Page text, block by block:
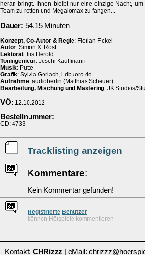
heran bringt. Ihnen bleibt nur eine einzige Nacht, um
Team zu retten und Megalomax zu fangen...
Dauer: 54.15 Minuten
Konzept, Co-Autor & Regie: Florian Fickel
Autor: Simon X. Rost
Lektorat: Iris Herold
Toningenieur: Joschi Kauffmann
Musik: Putte
Grafik: Sylvia Gerlach, i-dbuero.de
Aufnahme: audioberlin (Matthias Scheuer)
Bearbeitung, Mischung und Mastering: JK Studios/
VÖ: 12.10.2012
Bestellnummer:
CD: 4733
Tracklisting anzeigen
Kommentare:
Kein Kommentar gefunden!
Registrierte Benutzer
können Hörspiele kommentieren
Kontakt: CHRizzz | eMail: